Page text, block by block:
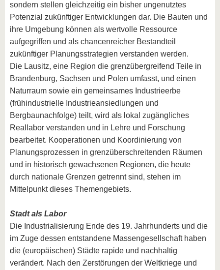
sondern stellen gleichzeitig ein bisher ungenutztes
Potenzial zukünftiger Entwicklungen dar. Die Bauten und
ihre Umgebung können als wertvolle Ressource
aufgegriffen und als chancenreicher Bestandteil
zukünftiger Planungsstrategien verstanden werden.
Die Lausitz, eine Region die grenzübergreifend Teile in
Brandenburg, Sachsen und Polen umfasst, und einen
Naturraum sowie ein gemeinsames Industrieerbe
(frühindustrielle Industrieansiedlungen und
Bergbaunachfolge) teilt, wird als lokal zugängliches
Reallabor verstanden und in Lehre und Forschung
bearbeitet. Kooperationen und Koordinierung von
Planungsprozessen in grenzüberschreitenden Räumen
und in historisch gewachsenen Regionen, die heute
durch nationale Grenzen getrennt sind, stehen im
Mittelpunkt dieses Themengebiets.
Stadt als Labor
Die Industrialisierung Ende des 19. Jahrhunderts und die
im Zuge dessen entstandene Massengesellschaft haben
die (europäischen) Städte rapide und nachhaltig
verändert. Nach den Zerstörungen der Weltkriege und